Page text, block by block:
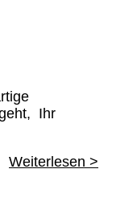
Ihr
Weiterlesen >